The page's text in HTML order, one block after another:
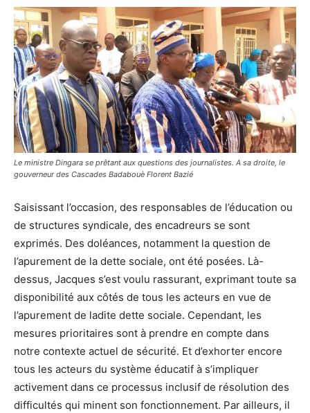
Le ministre Dingara se prêtant aux questions des journalistes. A sa droite, le
gouverneur des Cascades Badabouè Florent Bazié
Saisissant l’occasion, des responsables de l’éducation ou
de structures syndicale, des encadreurs se sont
exprimés. Des doléances, notamment la question de
l’apurement de la dette sociale, ont été posées. Là-
dessus, Jacques s’est voulu rassurant, exprimant toute sa
disponibilité aux côtés de tous les acteurs en vue de
l’apurement de ladite dette sociale. Cependant, les
mesures prioritaires sont à prendre en compte dans
notre contexte actuel de sécurité. Et d’exhorter encore
tous les acteurs du système éducatif à s’impliquer
activement dans ce processus inclusif de résolution des
difficultés qui minent son fonctionnement. Par ailleurs, il